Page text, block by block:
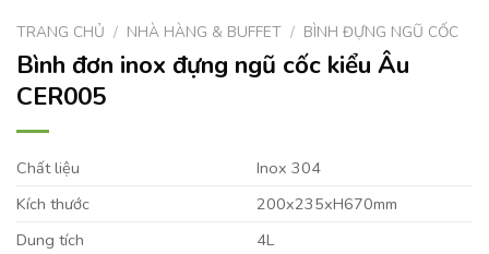
TRANG CHỦ / NHÀ HÀNG & BUFFET / BÌNH ĐỰNG NGŨ CỐC
Bình đơn inox đựng ngũ cốc kiểu Âu
CER005
Chất liệu
Inox 304
Kích thước
200x235xH670mm
Dung tích
4L